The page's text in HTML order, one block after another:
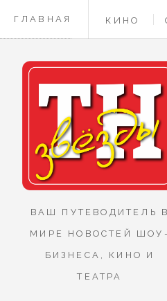
ГЛАВНАЯ КИНО
ВАШ ПУТЕВОДИТЕЛЬ В
МИРЕ НОВОСТЕЙ ШОУ-
БИЗНЕСА, КИНО И
ТЕАТРА